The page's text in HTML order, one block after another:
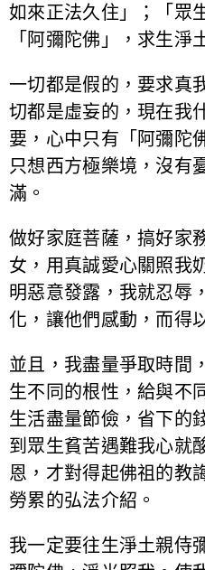
如來正法久住」；「眾
「阿彌陀佛」，求生淨
一切都是假的，要求真
切都是虛妄的，現在我
要，心中只有「阿彌陀
只想西方極樂境，沒有
滿。
做好家庭菩薩，搞好家
女，用真誠愛心關照我
明惡意發露，我就忍辱
化，讓他們感動，而得
並且，我盡量爭取時間
生不同的根性，給與不
生活盡量節儉，省下的
到眾生貧苦遇難我心就
恩，才對得起佛祖的教
勞累的弘法介紹。
我一定要往生淨土親侍